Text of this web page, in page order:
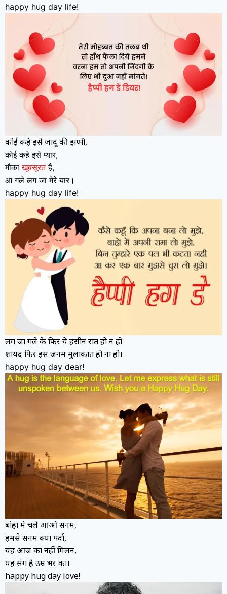
happy hug day life!
कोई कहे इसे जादू की झप्पी,
कोई कहे इसे प्यार,
मौकाखूबसूरतहै,
आ गले लग जा मेरे यार।
happy hug day life!
लग जा गले के फिर ये हसीन रात हो न हो
शायद फिर इस जनम मुलाकात हो ना हो।
happy hug day dear!
बांहों मे चले आओ सनम,
हमसे सनम क्या पर्दा,
यह आज का नहीं मिलन,
यह संग है उम्र भर का।
happy hug day love!